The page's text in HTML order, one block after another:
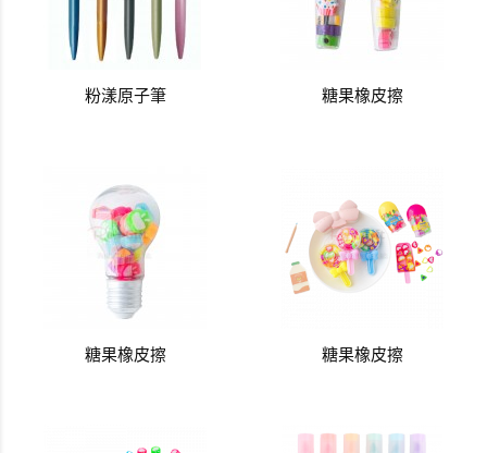
粉漾原子筆 糖果橡皮擦
糖果橡皮擦 糖果橡皮擦